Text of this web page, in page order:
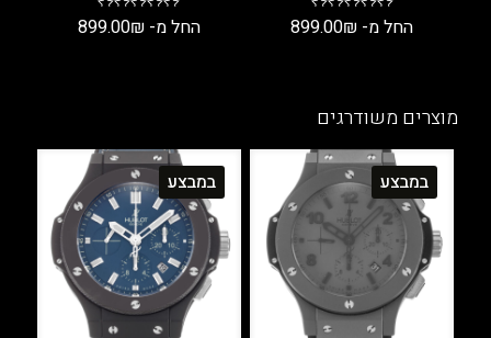
החל מ- 899.00₪
יש
סוגים.
ניתן
לבחור
את
האפשרויות
בעמוד
המוצר
החל מ- 899.00₪
סוגים.
ניתן
לבחור
את
האפשרויות
בעמוד
המוצר
מוצרים משודרגים
במבצע במבצע